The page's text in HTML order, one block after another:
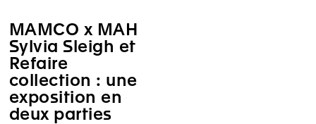
MAMCO x MAH
Sylvia Sleigh et
Refaire
collection : une
exposition en
deux parties